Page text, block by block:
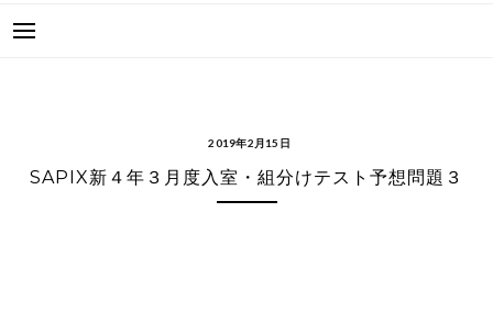
2019年2月15日
SAPIX新４年３月度入室・組分けテスト予想問題３